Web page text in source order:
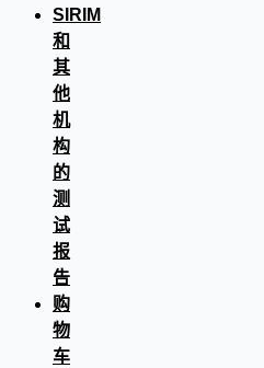
SIRIM
和
其
他
机
构
的
测
试
报
告
购
物
车